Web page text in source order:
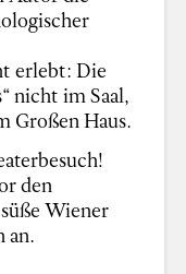
erlebt: Die
nicht im Saal,
Großen Haus.
den
Wiener
an.